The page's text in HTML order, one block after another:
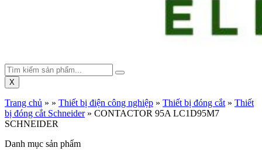
X
Trang chủ » » Thiết bị điện công nghiệp » Thiết bị đóng cắt » Thiết
bị đóng cắt Schneider» CONTACTOR 95A LC1D95M7
SCHNEIDER
Danh mục sản phẩm